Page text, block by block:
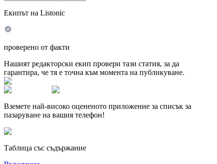
Екипът на Listonic
проверено от факти
Нашият редакторски екип провери тази статия, за да
гарантира, че тя е точна към момента на публикуване.
Вземете най-високо оцененото приложение за списък за
пазаруване на вашия телефон!
Таблица със съдържание